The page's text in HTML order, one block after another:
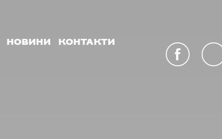
НОВИНИ КОНТАКТИ
facebook